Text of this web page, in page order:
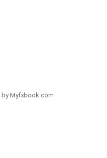
by Myfxbook.com